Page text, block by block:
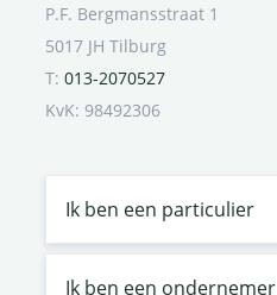
P.F. Bergmansstraat 1
5017 JH Tilburg
T: 013-2070527
KvK: 98492306
Ik ben een particulier
Ik ben een ondernemer